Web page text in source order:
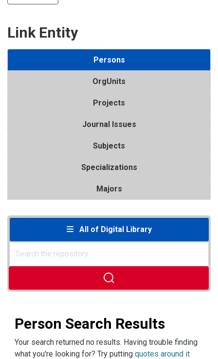
Link Entity
Persons
OrgUnits
Projects
Journal Issues
Subjects
Specializations
Majors
All of Digital Library
Person Search Results
Your search returned no results. Having trouble finding
what you're looking for? Try putting quotes around it